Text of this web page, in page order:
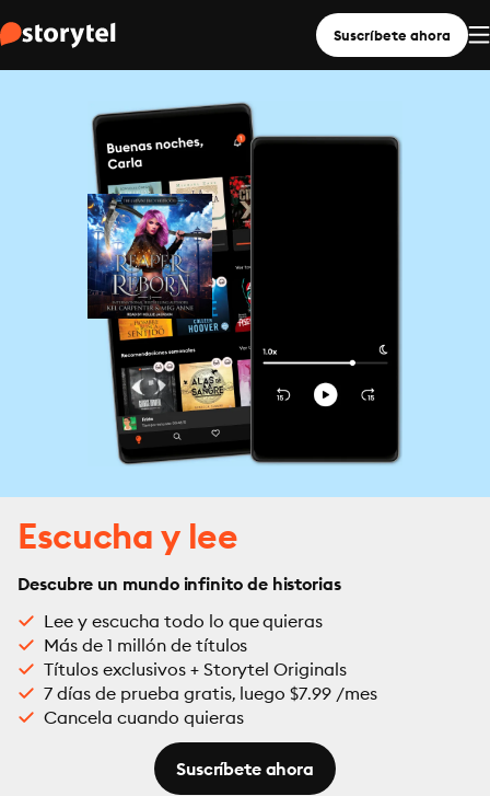
Suscríbete ahora
Escucha y lee
Descubre un mundo infinito de historias
Lee y escucha todo lo que quieras
Más de 1 millón de títulos
Títulos exclusivos + Storytel Originals
7 días de prueba gratis, luego $7.99 /mes
Cancela cuando quieras
Suscríbete ahora